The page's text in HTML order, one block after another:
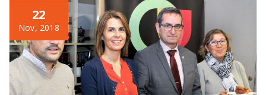
22
Nov, 2018